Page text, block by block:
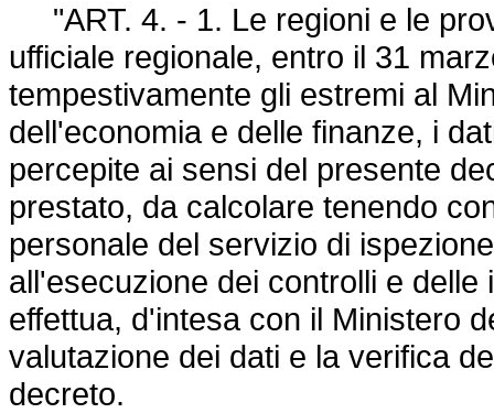
"ART. 4. - 1. Le regioni e le
ufficiale regionale, entro il 31
tempestivamente gli estremi al
dell'economia e delle finanze, i
percepite ai sensi del presente
prestato, da calcolare tenendo
personale del servizio di
all'esecuzione dei controlli e
effettua, d'intesa con il Ministero
valutazione dei dati e la verifica
decreto.